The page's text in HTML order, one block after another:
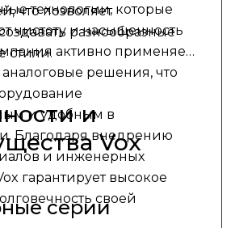
что позволяет
разнообразные
стили.
технологии, которые
чистоту и насыщенность
активно применяет
решения, что
и удобным в
Благодаря внедрению
и инженерных
гарантирует высокое
своей
и
Vox
серии